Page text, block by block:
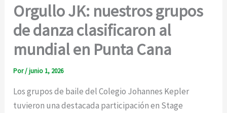
Orgullo JK: nuestros grupos
de danza clasificaron al
mundial en Punta Cana
Por/junio 1, 2026
Los grupos de baile del Colegio Johannes Kepler
tuvieron una destacada participación en Stage